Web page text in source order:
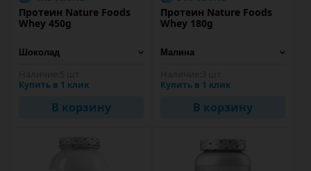
Протеин Nature Foods
Whey 450g
Купить в 1 клик
В корзину
Протеин Nature Foods
Whey 180g
Купить в 1 клик
В корзину